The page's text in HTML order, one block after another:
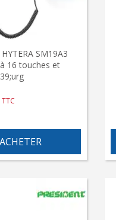
SM19A3
16 touches et
TTC